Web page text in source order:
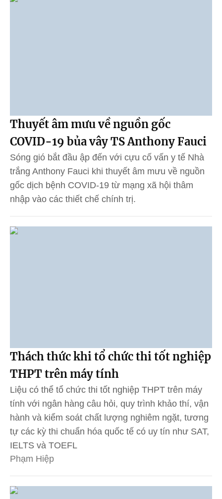
Thuyết âm mưu về nguồn gốc
COVID-19 bủa vây TS Anthony Fauci
Sóng gió bắt đầu ập đến với cựu cố vấn y tế Nhà
trắng Anthony Fauci khi thuyết âm mưu về nguồn
gốc dịch bệnh COVID-19 từ mạng xã hội thâm
nhập vào các thiết chế chính trị.
Thách thức khi tổ chức thi tốt nghiệp
THPT trên máy tính
Liệu có thể tổ chức thi tốt nghiệp THPT trên máy
tính với ngân hàng câu hỏi, quy trình khảo thí, vận
hành và kiểm soát chất lượng nghiêm ngặt, tương
tự các kỳ thi chuẩn hóa quốc tế có uy tín như SAT,
IELTS và TOEFL
Phạm Hiệp